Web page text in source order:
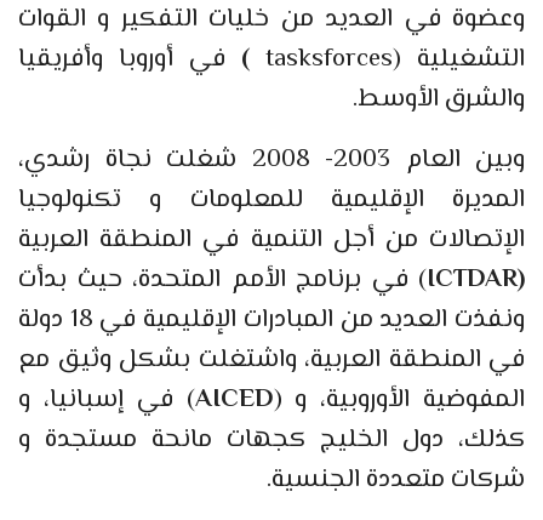
وعضوة في العديد من خليات التفكير و القوات
التشغيلية (tasksforces
) في أوروبا وأفريقيا
والشرق الأوسط.
وبين العام 2003- 2008 شغلت نجاة رشدي،
المديرة الإقليمية للمعلومات و تكنولوجيا
الإتصالات من أجل التنمية في المنطقة العربية
(ICTDAR
) في برنامج الأمم المتحدة، حيث بدأت
ونفذت العديد من المبادرات الإقليمية في 18 دولة
في المنطقة العربية، واشتغلت بشكل وثيق مع
المفوضية الأوروبية، و (AICED) في إسبانيا، و
كذلك، دول الخليج كجهات مانحة مستجدة و
شركات متعددة الجنسية.